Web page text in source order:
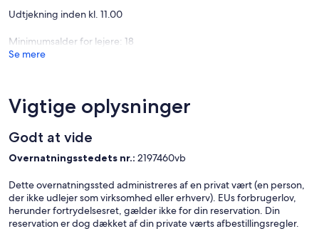
Udtjekning inden kl. 11.00
Minimumsalder for lejere: 18
Se mere
Vigtige oplysninger
Godt at vide
Overnatningsstedets nr.: 2197460vb
Dette overnatningssted administreres af en privat vært (en person,
der ikke udlejer som virksomhed eller erhverv). EUs forbrugerlov,
herunder fortrydelsesret, gælder ikke for din reservation. Din
reservation er dog dækket af din private værts afbestillingsregler.